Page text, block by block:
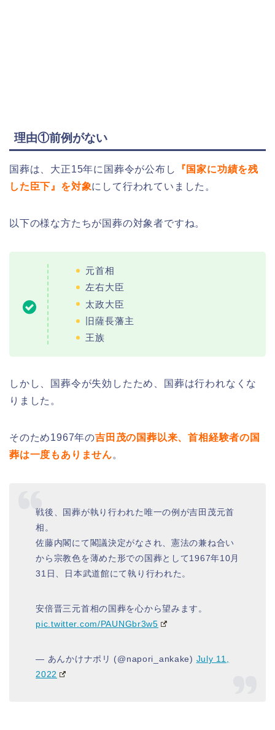
理由①前例がない
国葬は、大正15年に国葬令が公布し
『国家に功績を残
した臣下』を対象にして行われていました。
以下の様な方たちが国葬の対象者ですね。
元首相
左右大臣
太政大臣
旧薩長藩主
王族
しかし、国葬令が失効したため、国葬は行われなくな
りました。
そのため1967年の吉田茂の国葬 以来、首相経験者の国
葬は一度もありません。
戦後、国葬が執り行われた唯一の例が吉田茂元首
相。
佐藤内閣にて閣議決定がなされ、憲法の兼ね合い
から宗教色を薄めた形での国葬として1967年10月
31日、日本武道館にて執り行われた。
安倍晋三元首相の国葬を心から望みます。
pic.twitter.com/PAUNGbr3w5
— あんかけナポリ (@napori_ankake) July 11,
2022